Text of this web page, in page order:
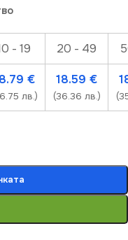
- 19 20 - 49
€
лв.)
18.59 €
(36.36 лв.)